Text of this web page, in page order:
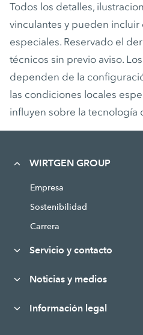
Todos los detalles,
vinculantes y pueden
especiales. Reservado el
técnicos sin previo aviso.
dependen de la
las condiciones locales
influyen sobre la tecnología
WIRTGEN GROUP
Empresa
Sostenibilidad
Carrera
Servicio y contacto
Noticias y medios
Información legal